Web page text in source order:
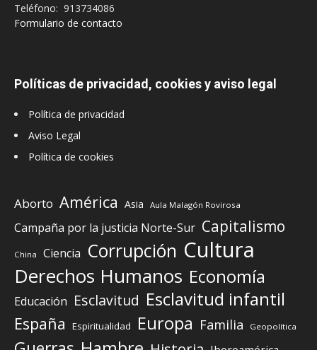
Teléfono: 913734086
Formulario de contacto
Políticas de privacidad, cookies y aviso legal
Política de privacidad
Aviso Legal
Política de cookies
Aborto América Asia Aula Malagón Rovirosa
Campaña por la justicia Norte-Sur Capitalismo
China Ciencia Corrupción Cultura
Derechos Humanos Economía
Educación Esclavitud Esclavitud infantil
España Espiritualidad Europa Familia Geopolítica